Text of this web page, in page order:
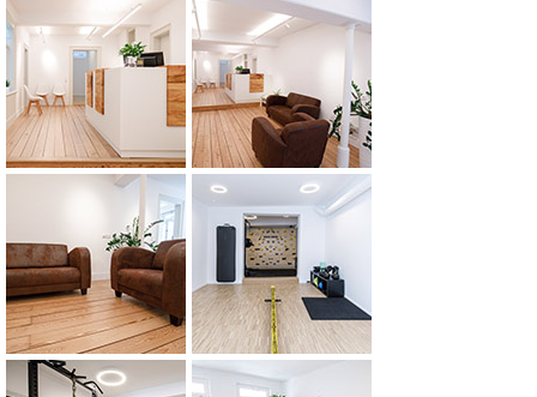
Anfahrt
Parkmöglichkeiten
Partner
Instagram
Youtube